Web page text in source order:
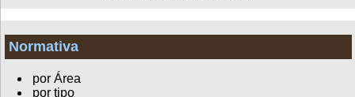
Normativa
por Área
por tipo